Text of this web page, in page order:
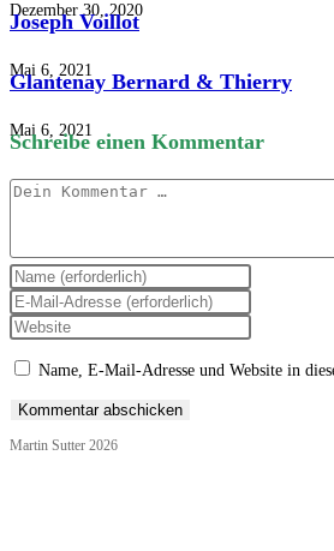
Dezember 30, 2020
Joseph Voillot
Mai 6, 2021
Glantenay Bernard & Thierry
Mai 6, 2021
Schreibe einen Kommentar
Kommentar
Gib
deinen
Namen
oder
Benutzernamen
Kommentieren
Gib
deine
E-
Mail-
zum
Kommentieren
Gib
Website-
ein
(optional)
Name, E-Mail-Adresse und Website in
Martin Sutter 2026